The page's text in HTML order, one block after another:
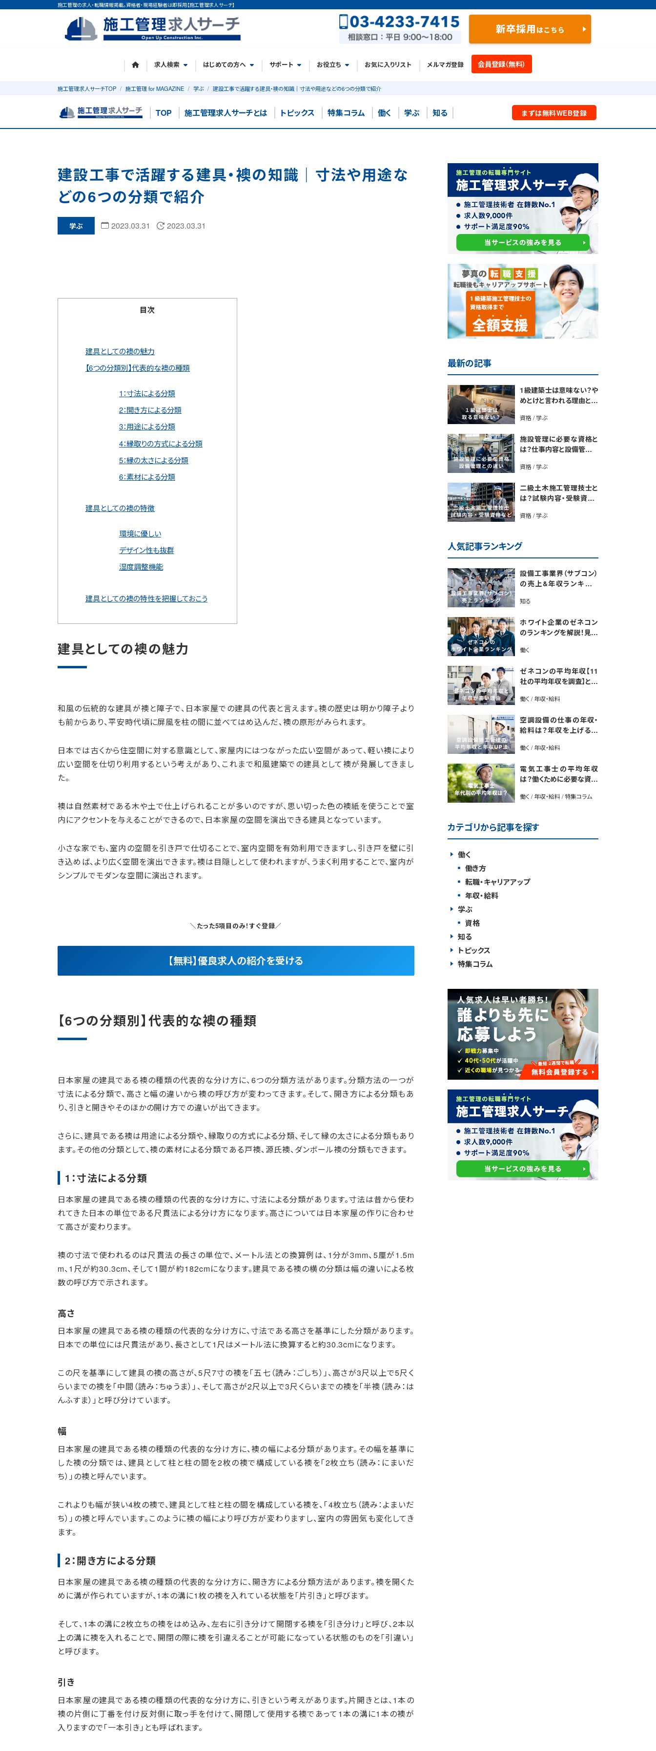
施工管理の求人・転職情報掲載。資格者・現場経験者は即採用【施工管理求人サーチ】
求人検索 はじめての方へ サポート お役立ち お気に入りリスト メルマガ登録 会員登録（無料）
施工管理求人サーチTOP 施工管理 for MAGAZINE 学ぶ 建設工事で活躍する建具・襖の知識｜寸法や用途などの6つの分類で紹介
TOP 施工管理求人サーチとは トピックス 特集コラム 働く 学ぶ 知る まずは無料WEB登録
建設工事で活躍する建具・襖の知識｜寸法や用途な
どの6つの分類で紹介
学ぶ 2023.03.31 2023.03.31
目次
建具としての襖の魅力
【6つの分類別】代表的な襖の種類
1：寸法による分類
2：開き方による分類
3：用途による分類
4：縁取りの方式による分類
5：縁の太さによる分類
6：素材による分類
建具としての襖の特徴
環境に優しい
デザイン性も抜群
湿度調整機能
建具としての襖の特性を把握しておこう
建具としての襖の魅力
和風の伝統的な建具が襖と障子で、日本家屋での建具の代表と言えます。襖の歴史は明かり障子より
も前からあり、平安時代頃に屏風を柱の間に並べてはめ込んだ、襖の原形がみられます。
日本では古くから住空間に対する意識として、家屋内にはつながった広い空間があって、軽い襖により
広い空間を仕切り利用するという考えがあり、これまで和風建築での建具として襖が発展してきまし
た。
襖は自然素材である木や土で仕上げられることが多いのですが、思い切った色の襖紙を使うことで室
内にアクセントを与えることができるので、日本家屋の空間を演出できる建具となっています。
小さな家でも、室内の空間を引き戸で仕切ることで、室内空間を有効利用できますし、引き戸を壁に引
き込めば、より広く空間を演出できます。襖は目隠しとして使われますが、うまく利用することで、室内が
シンプルでモダンな空間に演出されます。
＼たった5項目のみ！すぐ登録／
【無料】優良求人の紹介を受ける
【6つの分類別】代表的な襖の種類
日本家屋の建具である襖の種類の代表的な分け方に、6つの分類方法があります。分類方法の一つが
寸法による分類で、高さと幅の違いから襖の呼び方が変わってきます。そして、開き方による分類もあ
り、引きと開きやそのほかの開け方での違いが出てきます。
さらに、建具である襖は用途による分類や、縁取りの方式による分類、そして縁の太さによる分類もあり
ます。その他の分類として、襖の素材による分類である戸襖、源氏襖、ダンボール襖の分類もできます。
1：寸法による分類
日本家屋の建具である襖の種類の代表的な分け方に、寸法による分類があります。寸法は昔から使わ
れてきた日本の単位である尺貫法による分け方になります。高さについては日本家屋の作りに合わせ
て高さが変わります。
襖の寸法で使われるのは尺貫法の長さの単位で、メートル法との換算例は、1分が3mm、5厘が1.5m
m、1尺が約30.3cm、そして1間が約182cmになります。建具である襖の横の分類は幅の違いによる枚
数の呼び方で示されます。
高さ
日本家屋の建具である襖の種類の代表的な分け方に、寸法である高さを基準にした分類があります。
日本での単位には尺貫法があり、長さとして1尺はメートル法に換算すると約30.3cmになります。
この尺を基準にして建具の襖の高さが、5尺7寸の襖を「五七（読み：ごしち）」、高さが3尺以上で5尺く
らいまでの襖を「中間（読み：ちゅうま）」、そして高さが2尺以上で3尺くらいまでの襖を「半襖（読み：は
んふすま）」と呼び分けています。
幅
日本家屋の建具である襖の種類の代表的な分け方に、襖の幅による分類があります。その幅を基準に
した襖の分類では、建具として柱と柱の間を2枚の襖で構成している襖を「2枚立ち（読み：にまいだ
ち）」の襖と呼んでいます。
これよりも幅が狭い4枚の襖で、建具として柱と柱の間を構成している襖を、「4枚立ち（読み：よまいだ
ち）」の襖と呼んでいます。このように襖の幅により呼び方が変わりますし、室内の雰囲気も変化してき
ます。
2：開き方による分類
日本家屋の建具である襖の種類の代表的な分け方に、開き方による分類方法があります。襖を開くた
めに溝が作られていますが、1本の溝に1枚の襖を入れている状態を「片引き」と呼びます。
そして、1本の溝に2枚立ちの襖をはめ込み、左右に引き分けて開閉する襖を「引き分け」と呼び、2本以
上の溝に襖を入れることで、開閉の際に襖を引違えることが可能になっている状態のものを「引違い」
と呼びます。
引き
日本家屋の建具である襖の種類の代表的な分け方に、引きという考えがあります。片開きとは、1本の
襖の片側に丁番を付け反対側に取っ手を付けて、開閉して使用する襖であって1本の溝に1本の襖が
入りますので｢一本引き｣とも呼ばれます。
最新の記事
1級建築士は意味ない？や
めとけと言われる理由と取
資格 / 学ぶ
施設管理に必要な資格と
は？仕事内容と設備管理と
資格 / 学ぶ
二級土木施工管理技士と
は？試験内容・受験資格・
資格 / 学ぶ
人気記事ランキング
設備工事業界（サブコン）
の売上&年収ランキング
設備ジャンル別】今後の動
知る
ホワイト企業のゼネコン
のランキングを解説！見極
版】
働く
ゼネコンの平均年収【11
社の平均年収を調査】と年
P法も紹介
働く / 年収・給料
空調設備の仕事の年収・
給料は？年収を上げる方
働く / 年収・給料
電気工事士の平均年収
は？働くために必要な資格
働く / 年収・給料 / 特集コラム
カテゴリから記事を探す
働く
働き方
転職・キャリアアップ
年収・給料
学ぶ
資格
知る
トピックス
特集コラム